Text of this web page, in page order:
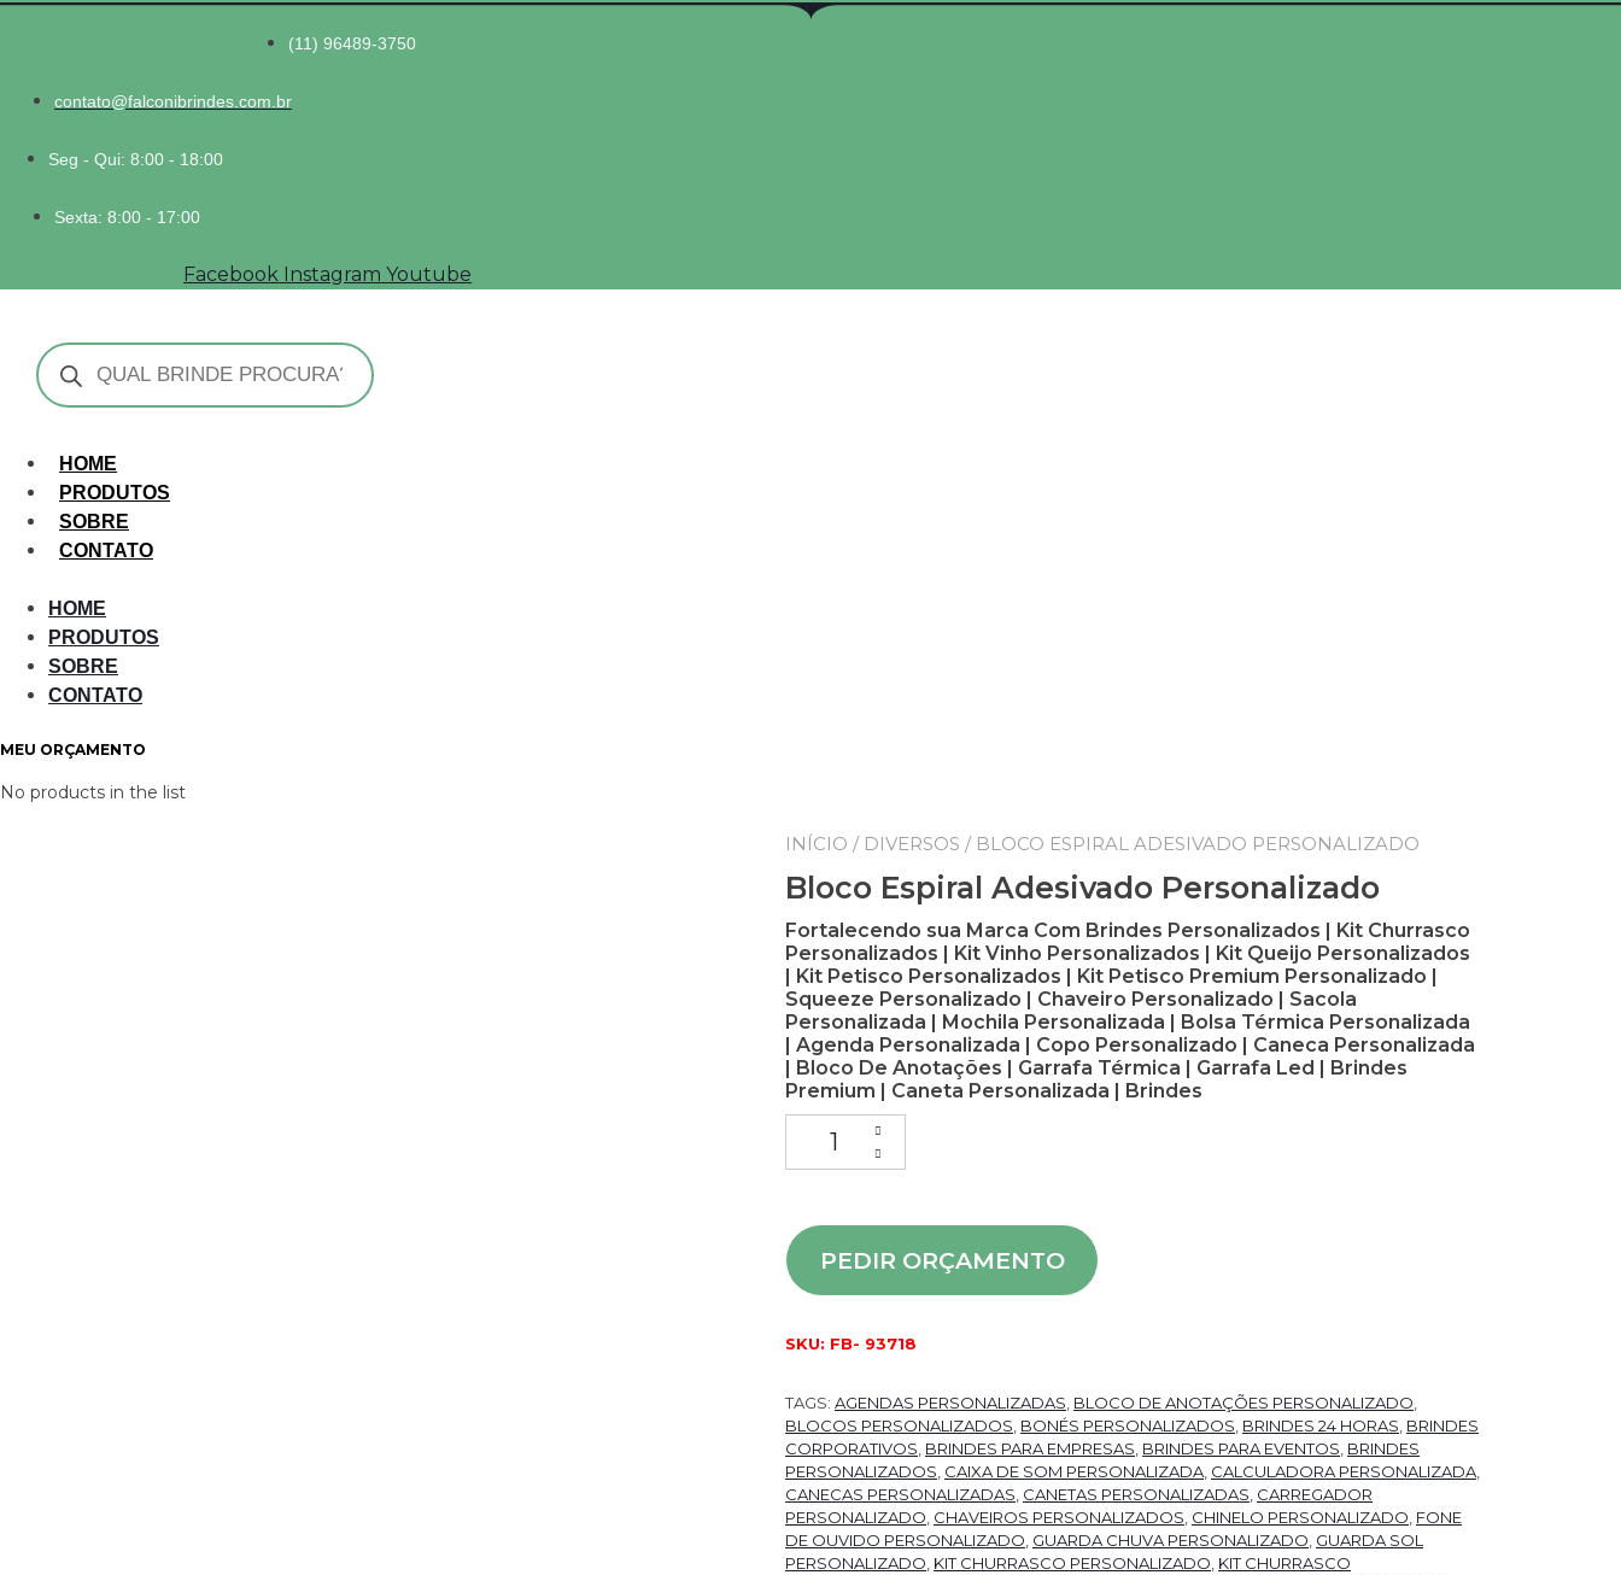
(11) 96489-3750
contato@falconibrindes.com.br
Seg - Qui: 8:00 - 18:00
Sexta: 8:00 - 17:00
Facebook Instagram Youtube
Pesquisar
produtos
HOME
PRODUTOS
SOBRE
CONTATO
HOME
PRODUTOS
SOBRE
CONTATO
MEU ORÇAMENTO
No products in the list
INÍCIO / DIVERSOS / BLOCO ESPIRAL ADESIVADO PERSONALIZADO
Bloco Espiral Adesivado Personalizado
Fortalecendo sua Marca Com Brindes Personalizados | Kit Churrasco
Personalizados | Kit Vinho Personalizados | Kit Queijo Personalizados
| Kit Petisco Personalizados | Kit Petisco Premium Personalizado |
Squeeze Personalizado | Chaveiro Personalizado | Sacola
Personalizada | Mochila Personalizada | Bolsa Térmica Personalizada
| Agenda Personalizada | Copo Personalizado | Caneca Personalizada
| Bloco De Anotações | Garrafa Térmica | Garrafa Led | Brindes
Premium | Caneta Personalizada | Brindes
Bloco Espiral Adesivado Personalizado quantidade
PEDIR ORÇAMENTO
SKU: FB- 93718
TAGS: AGENDAS PERSONALIZADAS BLOCO DE ANOTAÇÕES PERSONALIZADO
BLOCOS PERSONALIZADOS BONÉS PERSONALIZADOS BRINDES 24 HORAS BRINDES
CORPORATIVOS BRINDES PARA EMPRESAS BRINDES PARA EVENTOS BRINDES
PERSONALIZADOS CAIXA DE SOM PERSONALIZADA CALCULADORA PERSONALIZADA
CANECAS PERSONALIZADAS CANETAS PERSONALIZADAS CARREGADOR
PERSONALIZADO CHAVEIROS PERSONALIZADOS CHINELO PERSONALIZADO FONE
DE OUVIDO PERSONALIZADO GUARDA CHUVA PERSONALIZADO GUARDA SOL
PERSONALIZADO KIT CHURRASCO PERSONALIZADO KIT CHURRASCO